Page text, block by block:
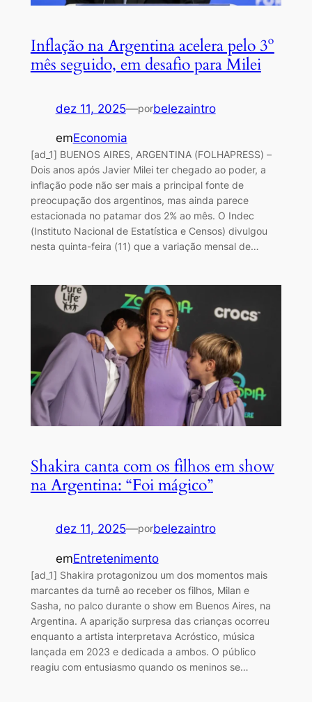
Inflação na Argentina acelera pelo 3º
mês seguido, em desafio para Milei
dez 11, 2025—porbelezaintro
emEconomia
[ad_1] BUENOS AIRES, ARGENTINA (FOLHAPRESS) –
Dois anos após Javier Milei ter chegado ao poder, a
inflação pode não ser mais a principal fonte de
preocupação dos argentinos, mas ainda parece
estacionada no patamar dos 2% ao mês. O Indec
(Instituto Nacional de Estatística e Censos) divulgou
nesta quinta-feira (11) que a variação mensal de…
Shakira canta com os filhos em show
na Argentina: “Foi mágico”
dez 11, 2025—porbelezaintro
emEntretenimento
[ad_1] Shakira protagonizou um dos momentos mais
marcantes da turnê ao receber os filhos, Milan e
Sasha, no palco durante o show em Buenos Aires, na
Argentina. A aparição surpresa das crianças ocorreu
enquanto a artista interpretava Acróstico, música
lançada em 2023 e dedicada a ambos. O público
reagiu com entusiasmo quando os meninos se…